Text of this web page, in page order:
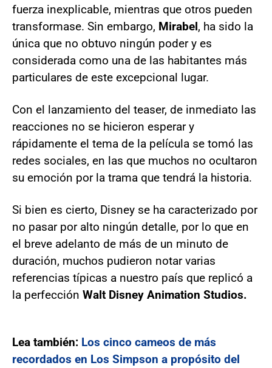
fuerza inexplicable, mientras que otros pueden
transformase. Sin embargo, Mirabel, ha sido la
única que no obtuvo ningún poder y es
considerada como una de las habitantes más
particulares de este excepcional lugar.
Con el lanzamiento del teaser, de inmediato las
reacciones no se hicieron esperar y
rápidamente el tema de la película se tomó las
redes sociales, en las que muchos no ocultaron
su emoción por la trama que tendrá la historia.
Si bien es cierto, Disney se ha caracterizado por
no pasar por alto ningún detalle, por lo que en
el breve adelanto de más de un minuto de
duración, muchos pudieron notar varias
referencias típicas a nuestro país que replicó a
la perfección Walt Disney Animation Studios.
Lea también: Los cinco cameos de más
recordados en Los Simpson a propósito del